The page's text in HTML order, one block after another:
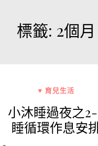
標籤: 2個月
♥ 育兒生活
小沐睡過夜之
睡循環作息安